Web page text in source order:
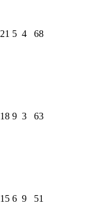
21 5 4 68
18 9 3 63
15 6 9 51